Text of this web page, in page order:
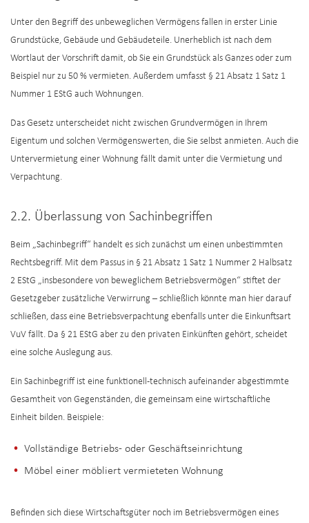
Unter den Begriff des unbeweglichen Vermögens fallen in erster Linie
Grundstücke, Gebäude und Gebäudeteile. Unerheblich ist nach dem
Wortlaut der Vorschrift damit, ob Sie ein Grundstück als Ganzes oder zum
Beispiel nur zu 50 % vermieten. Außerdem umfasst § 21 Absatz 1 Satz 1
Nummer 1 EStG auch Wohnungen.
Das Gesetz unterscheidet nicht zwischen Grundvermögen in Ihrem
Eigentum und solchen Vermögenswerten, die Sie selbst anmieten. Auch die
Untervermietung einer Wohnung fällt damit unter die Vermietung und
Verpachtung.
2.2. Überlassung von Sachinbegriffen
Beim „Sachinbegriff“ handelt es sich zunächst um einen unbestimmten
Rechtsbegriff. Mit dem Passus in § 21 Absatz 1 Satz 1 Nummer 2 Halbsatz
2 EStG „insbesondere von beweglichem Betriebsvermögen“ stiftet der
Gesetzgeber zusätzliche Verwirrung – schließlich könnte man hier darauf
schließen, dass eine Betriebsverpachtung ebenfalls unter die Einkunftsart
VuV fällt. Da § 21 EStG aber zu den privaten Einkünften gehört, scheidet
eine solche Auslegung aus.
Ein Sachinbegriff ist eine funktionell-technisch aufeinander abgestimmte
Gesamtheit von Gegenständen, die gemeinsam eine wirtschaftliche
Einheit bilden. Beispiele:
Vollständige Betriebs- oder Geschäftseinrichtung
Möbel einer möbliert vermieteten Wohnung
Befinden sich diese Wirtschaftsgüter noch im Betriebsvermögen eines